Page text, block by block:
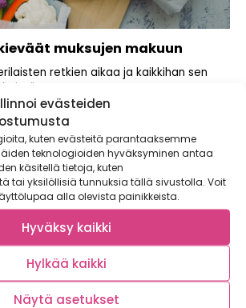
evästeiden
kuten evästeitä parantaaksemme
teknologioiden hyväksyminen antaa
käsitellä tietoja, kuten
tai yksilöllisiä tunnuksia tällä sivustolla. Voit
alla olevista painikkeista.
Hyväksy kaikki
Hylkää kaikki
Näytä asetukset
muksujen makuun
retkien aikaa ja kaikkihan sen